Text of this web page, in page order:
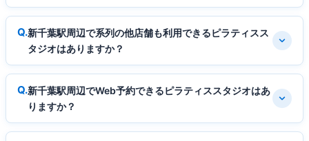
新千葉駅周辺で系列の他店舗も利用できるピラティスス
タジオはありますか？
新千葉駅周辺でWeb予約できるピラティススタジオはあ
りますか？